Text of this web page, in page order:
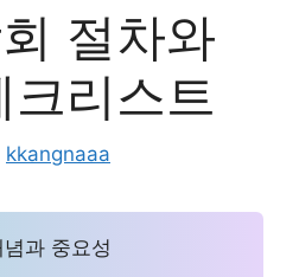
절차와
크리스트
kkangnaaa
과 중요성